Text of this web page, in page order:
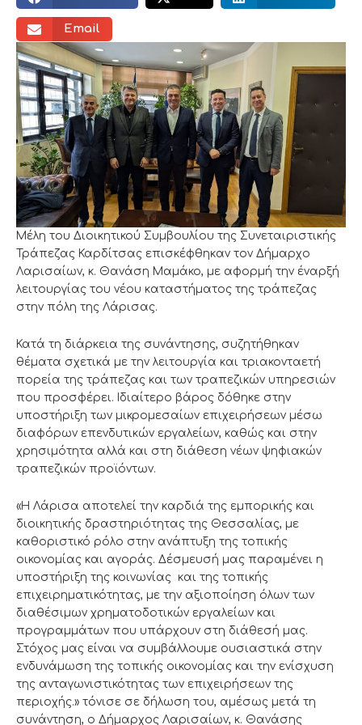
Email
Μέλη του Διοικητικού Συμβουλίου της Συνεταιριστικής
Τράπεζας Καρδίτσας επισκέφθηκαν τον Δήμαρχο
Λαρισαίων, κ. Θανάση Μαμάκο, με αφορμή την έναρξή
λειτουργίας του νέου καταστήματος της τράπεζας
στην πόλη της Λάρισας.
Κατά τη διάρκεια της συνάντησης, συζητήθηκαν
θέματα σχετικά με την λειτουργία και τριακονταετή
πορεία της τράπεζας και των τραπεζικών υπηρεσιών
που προσφέρει. Ιδιαίτερο βάρος δόθηκε στην
υποστήριξη των μικρομεσαίων επιχειρήσεων μέσω
διαφόρων επενδυτικών εργαλείων, καθώς και στην
χρησιμότητα αλλά και στη διάθεση νέων ψηφιακών
τραπεζικών προϊόντων.
«Η Λάρισα αποτελεί την καρδιά της εμπορικής και
διοικητικής δραστηριότητας της Θεσσαλίας, με
καθοριστικό ρόλο στην ανάπτυξη της τοπικής
οικονομίας και αγοράς. Δέσμευσή μας παραμένει η
υποστήριξη της κοινωνίας και της τοπικής
επιχειρηματικότητας, με την αξιοποίηση όλων των
διαθέσιμων χρηματοδοτικών εργαλείων και
προγραμμάτων που υπάρχουν στη διάθεσή μας.
Στόχος μας είναι να συμβάλλουμε ουσιαστικά στην
ενδυνάμωση της τοπικής οικονομίας και την ενίσχυση
της ανταγωνιστικότητας των επιχειρήσεων της
περιοχής.» τόνισε σε δήλωση του, αμέσως μετά τη
συνάντηση, ο Δήμαρχος Λαρισαίων, κ. Θανάσης